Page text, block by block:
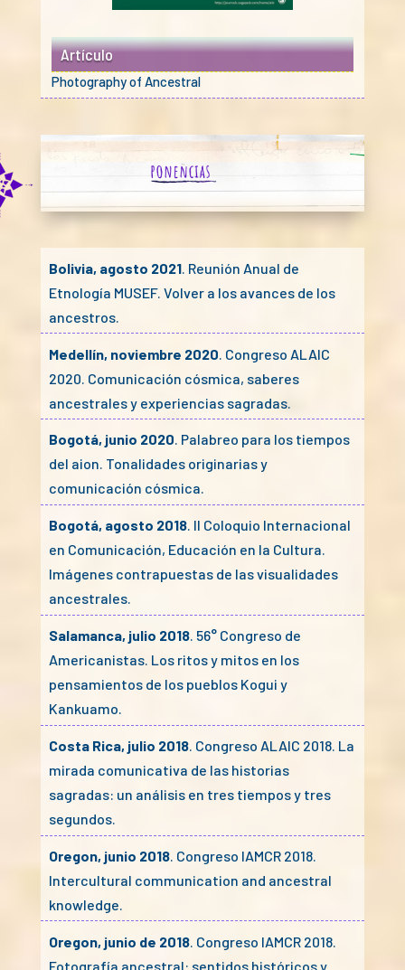
Artículo
Photography of Ancestral
Bolivia, agosto 2021. Reunión Anual de
Etnología MUSEF. Volver a los avances de los
ancestros.
Medellín, noviembre 2020 . Congreso ALAIC
2020. Comunicación cósmica, saberes
ancestrales y experiencias sagradas.
Bogotá, junio 2020. Palabreo para los tiempos
del aion. Tonalidades originarias y
comunicación cósmica.
Bogotá, agosto 2018. II Coloquio Internacional
en Comunicación, Educación en la Cultura.
Imágenes contrapuestas de las visualidades
ancestrales.
Salamanca, julio 2018. 56° Congreso de
Americanistas. Los ritos y mitos en los
pensamientos de los pueblos Kogui y
Kankuamo.
Costa Rica, julio 2018. Congreso ALAIC 2018. La
mirada comunicativa de las historias
sagradas: un análisis en tres tiempos y tres
segundos.
Oregon, junio 2018. Congreso IAMCR 2018.
Intercultural communication and ancestral
knowledge.
Oregon, junio de 2018. Congreso IAMCR 2018.
Fotografía ancestral: sentidos históricos y